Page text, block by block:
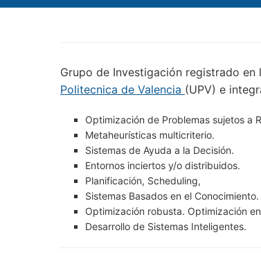
Grupo de Investigación registrado en
Politecnica de Valencia (UPV) e
Optimización de Problemas sujetos a
Metaheurísticas multicriterio.
Sistemas de Ayuda a la Decisión.
Entornos inciertos y/o distribuidos.
Planificación, Scheduling,
Sistemas Basados en el Conocimiento.
Optimización robusta. Optimización
Desarrollo de Sistemas Inteligentes.